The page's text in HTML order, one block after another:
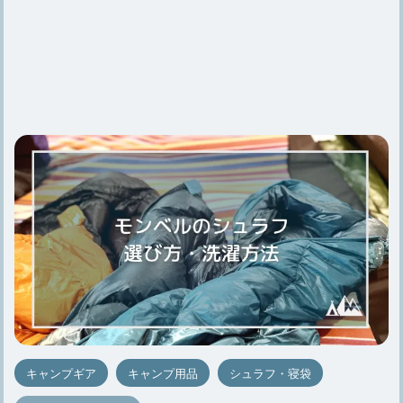
キャンプギア キャンプ用品 シュラフ・寝袋